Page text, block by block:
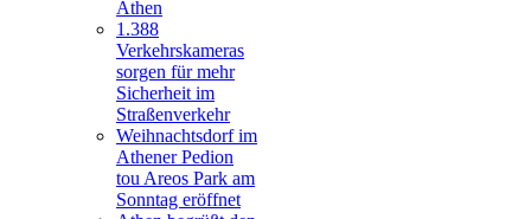
Athen
1.388
Verkehrskameras
sorgen für mehr
Sicherheit im
Straßenverkehr
Weihnachtsdorf im
Athener Pedion
tou Areos Park am
Sonntag eröffnet